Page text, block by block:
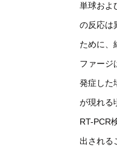
単球およ
の反応は
ために、
ファージ
発症した
が現れる
RT-PCR
出される